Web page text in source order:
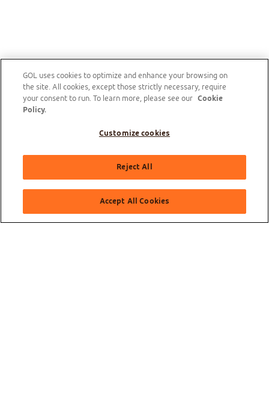
Olá, como posso te ajudar?
GOL uses cookies to optimize and enhance your browsing on
the site. All cookies, except those strictly necessary, require
your consent to run. To learn more, please see our
Cookie
Policy.
Customize cookies
Reject All
Accept All Cookies